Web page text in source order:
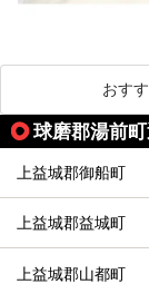
おす
球磨郡湯前
上益城郡御船町
上益城郡益城町
上益城郡山都町